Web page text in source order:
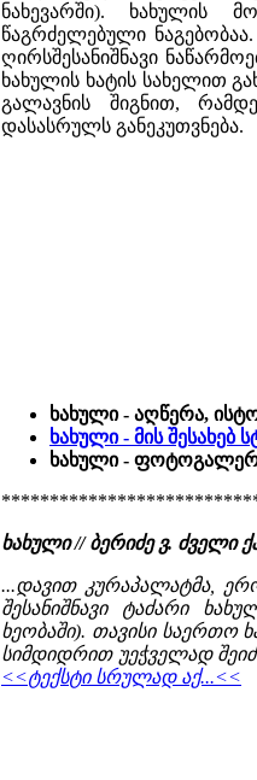
ნახევარში). ხახულის
წაგრძელებული
ღირსშესანიშნავი
ხახულის ხატის სახელით
გალავნის შიგნით,
დასასრულს განეკუთვნება.
ხახული - აღწერა,
ხახული - მის შესახებ
ხახული -
ხახული // ბერიძე ვ.
...დავით კურაპალატმა,
შესანიშნავი ტაძარი
ხეობაში). თავისი საერთო
სიმდიდრით უეჭველად
<<ტექსტი სრულად აქ...<<